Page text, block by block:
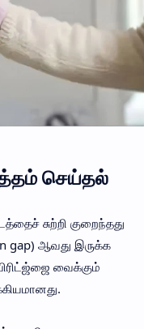
செய்தல்
சுற்றி குறைந்தது
gap) ஆவது இருக்க
வைக்கும்